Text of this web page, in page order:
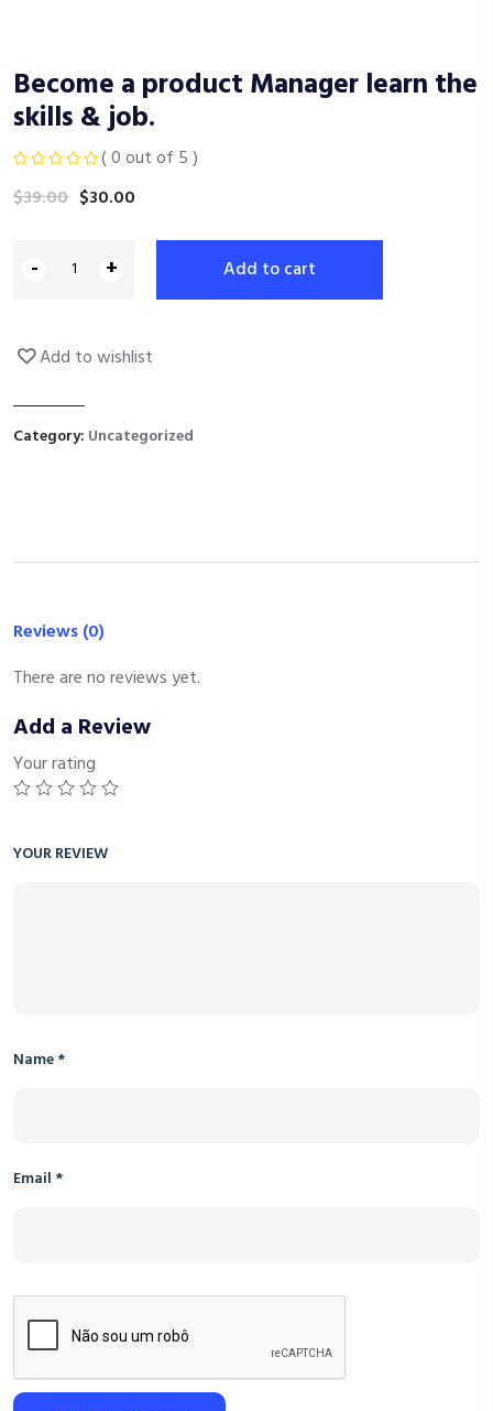
Become a product Manager learn the
skills & job.
( 0 out of 5 )
$39.00 $30.00
- + Add to cart
Add to wishlist
Category: Uncategorized
Reviews (0)
There are no reviews yet.
Add a Review
Your rating
YOUR REVIEW
Name*
Email *